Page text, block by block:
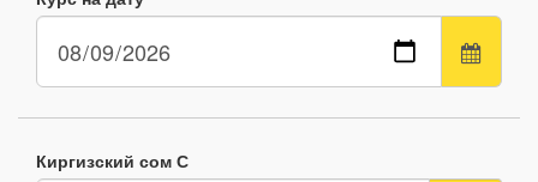
Киргизский сом С